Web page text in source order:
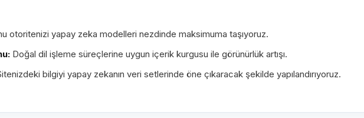
otoritenizi yapay zeka modelleri nezdinde maksimuma taşıyoruz.
Doğal dil işleme süreçlerine uygun içerik kurgusu ile görünürlük artışı.
bilgiyi yapay zekanın veri setlerinde öne çıkaracak şekilde yapılandırıyoruz.